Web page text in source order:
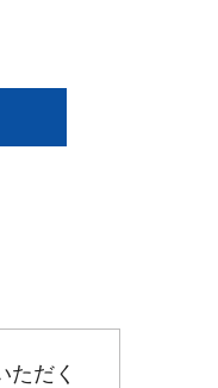
ただく